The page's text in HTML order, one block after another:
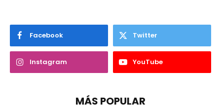
Facebook Twitter
Instagram YouTube
MÁS POPULAR